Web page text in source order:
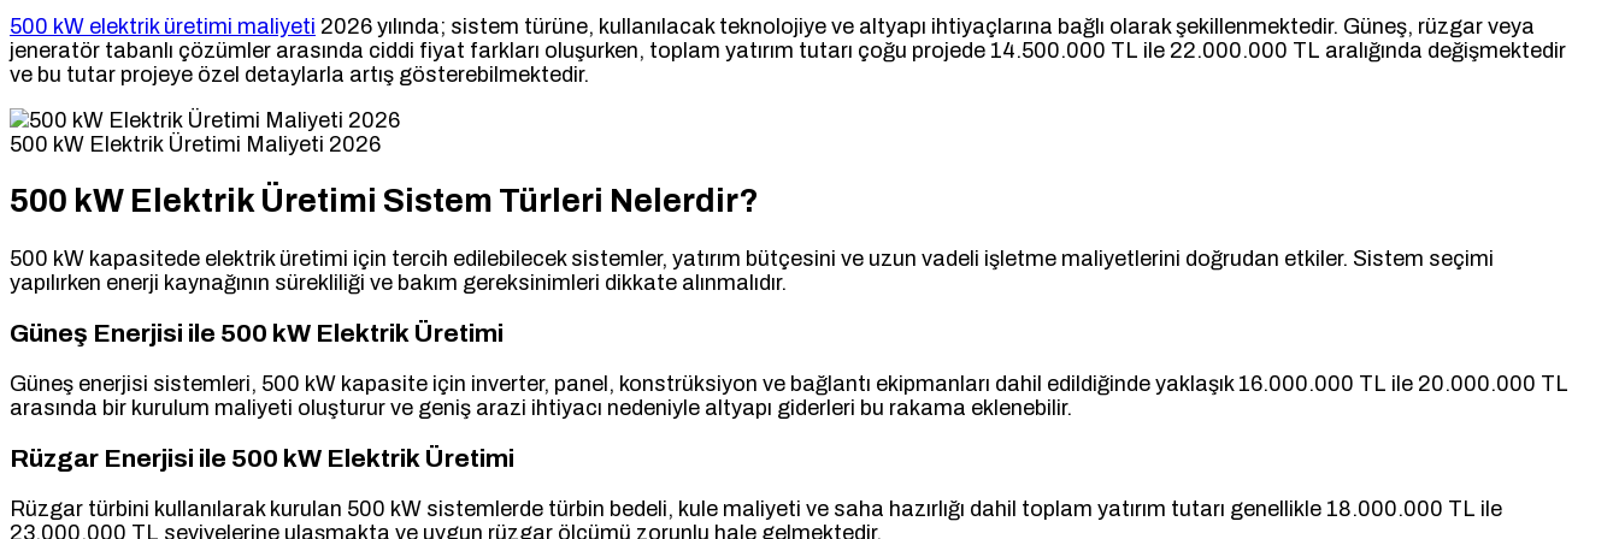
500 kW elektrik üretimi maliyeti 2026 yılında; sistem türüne, kullanılacak teknolojiye ve altyapı ihtiyaçlarına bağlı olarak şekillenmektedir. Güneş, rüzgar veya
jeneratör tabanlı çözümler arasında ciddi fiyat farkları oluşurken, toplam yatırım tutarı çoğu projede 14.500.000 TL ile 22.000.000 TL aralığında değişmektedir
ve bu tutar projeye özel detaylarla artış gösterebilmektedir.
500 kW Elektrik Üretimi Maliyeti 2026
500 kW Elektrik Üretimi Sistem Türleri Nelerdir?
500 kW kapasitede elektrik üretimi için tercih edilebilecek sistemler, yatırım bütçesini ve uzun vadeli işletme maliyetlerini doğrudan etkiler. Sistem seçimi
yapılırken enerji kaynağının sürekliliği ve bakım gereksinimleri dikkate alınmalıdır.
Güneş Enerjisi ile 500 kW Elektrik Üretimi
Güneş enerjisi sistemleri, 500 kW kapasite için inverter, panel, konstrüksiyon ve bağlantı ekipmanları dahil edildiğinde yaklaşık 16.000.000 TL ile 20.000.000 TL
arasında bir kurulum maliyeti oluşturur ve geniş arazi ihtiyacı nedeniyle altyapı giderleri bu rakama eklenebilir.
Rüzgar Enerjisi ile 500 kW Elektrik Üretimi
Rüzgar türbini kullanılarak kurulan 500 kW sistemlerde türbin bedeli, kule maliyeti ve saha hazırlığı dahil toplam yatırım tutarı genellikle 18.000.000 TL ile
23.000.000 TL seviyelerine ulaşmakta ve uygun rüzgar ölçümü zorunlu hale gelmektedir.